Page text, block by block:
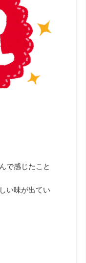
で感じたこと
い味が出てい